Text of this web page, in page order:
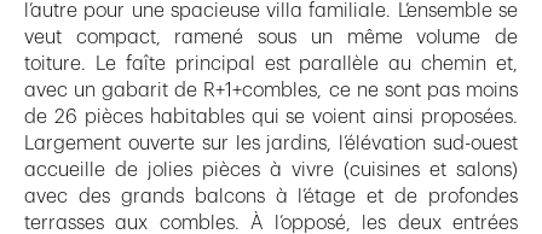
l’autre pour une spacieuse villa familiale. L’ensemble se
veut compact, ramené sous un même volume de
toiture. Le faîte principal est parallèle au chemin et,
avec un gabarit de R+1+combles, ce ne sont pas moins
de 26 pièces habitables qui se voient ainsi proposées.
Largement ouverte sur les jardins, l’élévation sud-ouest
accueille de jolies pièces à vivre (cuisines et salons)
avec des grands balcons à l’étage et de profondes
terrasses aux combles. À l’opposé, les deux entrées